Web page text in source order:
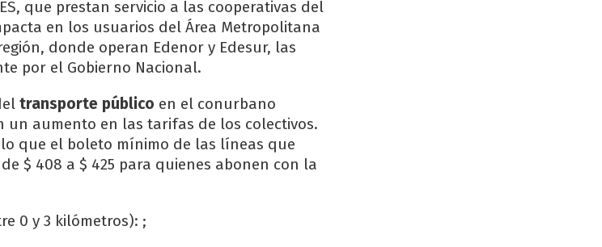
que prestan servicio a las cooperativas del
en los usuarios del Área Metropolitana
donde operan Edenor y Edesur, las
por el Gobierno Nacional.
transporte público en el conurbano
un aumento en las tarifas de los colectivos.
que el boleto mínimo de las líneas que
$ 408 a $ 425 para quienes abonen con la
0 y 3 kilómetros): ;